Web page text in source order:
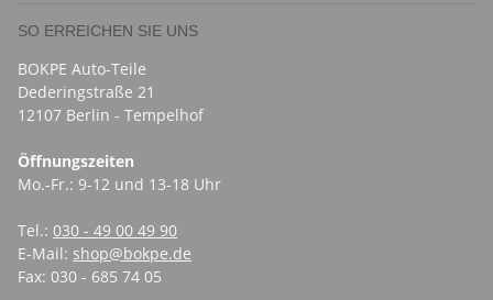
SO ERREICHEN SIE UNS
BOKPE Auto-Teile
Dederingstraße 21
12107 Berlin - Tempelhof
Öffnungszeiten
Mo.-Fr.: 9-12 und 13-18 Uhr
Tel.: 030 - 49 00 49 90
E-Mail: shop@bokpe.de
Fax: 030 - 685 74 05